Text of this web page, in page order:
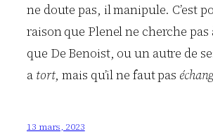
ne doute pas, il manipule. C’est
raison que Plenel ne cherche
que De Benoist, ou un autre de
a tort, mais qu’il ne faut pas
13 mars, 2023